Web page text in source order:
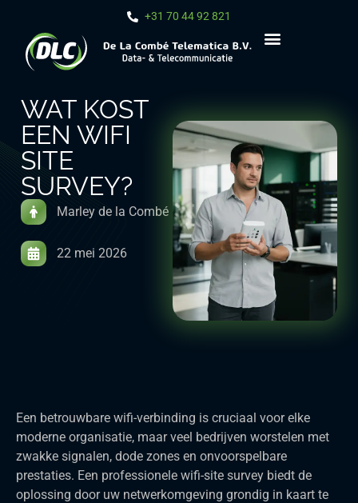
+31 70 44 92 821
WAT KOST
EEN WIFI
SITE
SURVEY?
Marley de la Combé
22 mei 2026
Een betrouwbare wifi-verbinding is cruciaal voor elke
moderne organisatie, maar veel bedrijven worstelen met
zwakke signalen, dode zones en onvoorspelbare
prestaties. Een professionele wifi-site survey biedt de
oplossing door uw netwerkomgeving grondig in kaart te